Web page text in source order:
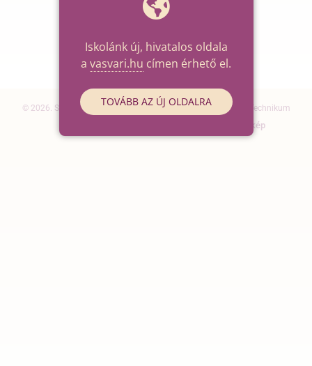
© 2026. Szegedi SZC Vasvári Pál Gazdasági és Informatikai Technikum
Oldaltérkép
Iskolánk új, hivatalos oldala
a vasvari.hu címen érhető el.
TOVÁBB AZ ÚJ OLDALRA